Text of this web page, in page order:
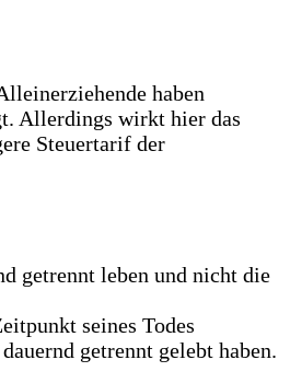
haben
Allerdings wirkt hier das
Steuertarif der
getrennt leben und nicht die
seines Todes
getrennt gelebt haben.